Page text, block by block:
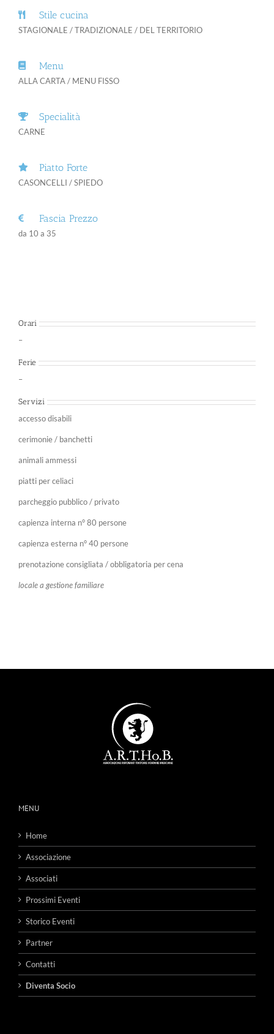
Stile cucina
STAGIONALE / TRADIZIONALE / DEL TERRITORIO
Menu
ALLA CARTA / MENU FISSO
Specialità
CARNE
Piatto Forte
CASONCELLI / SPIEDO
Fascia Prezzo
da 10 a 35
Orari
–
Ferie
–
Servizi
accesso disabili
cerimonie / banchetti
animali ammessi
piatti per celiaci
parcheggio pubblico / privato
capienza interna n° 80 persone
capienza esterna n° 40 persone
prenotazione consigliata / obbligatoria per cena
locale a gestione familiare
MENU
Home
Associazione
Associati
Prossimi Eventi
Storico Eventi
Partner
Contatti
Diventa Socio